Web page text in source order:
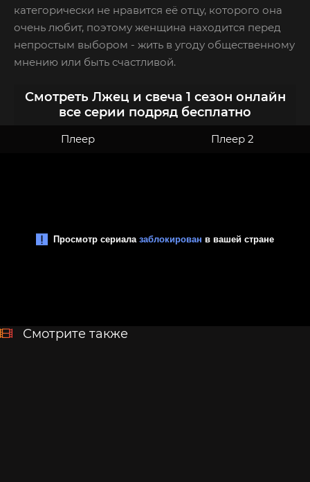
категорически не нравится её отцу, которого она
очень любит, поэтому женщина находится перед
непростым выбором - жить в угоду общественному
мнению или быть счастливой.
Смотреть Лжец и свеча 1 сезон онлайн
все серии подряд бесплатно
Плеер Плеер 2
Смотрите также